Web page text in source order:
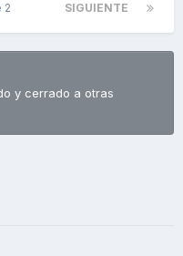
SIGUIENTE
2
y cerrado a otras